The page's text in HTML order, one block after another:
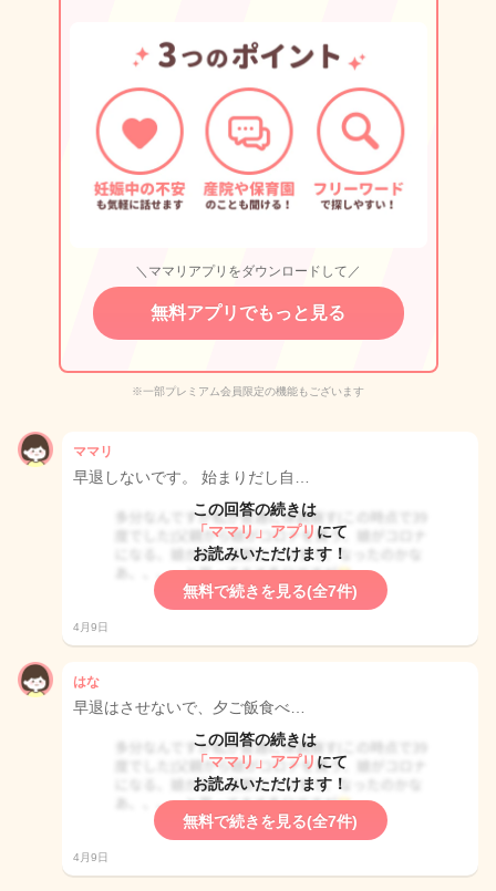
＼ママリアプリをダウンロードして／
無料アプリでもっと見る
※一部プレミアム会員限定の機能もございます
ママリ
早退しないです。 始まりだし自…
この回答の続きは
「ママリ」アプリ にて
お読みいただけます！
無料で続きを見る(全7件)
4月9日
はな
早退はさせないで、夕ご飯食べ…
この回答の続きは
「ママリ」アプリ にて
お読みいただけます！
無料で続きを見る(全7件)
4月9日